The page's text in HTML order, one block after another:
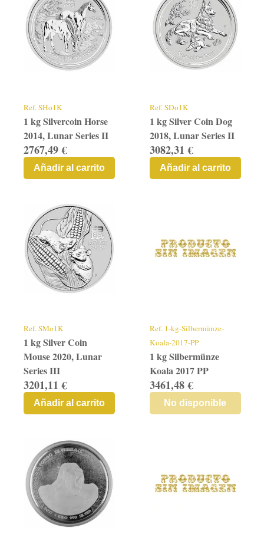
Ref.SHo1K
1 kg Silvercoin Horse
2014, Lunar Series II
2767,49 €
Añadir al carrito
Ref.SDo1K
1 kg Silver Coin Dog
2018, Lunar Series II
3082,31 €
Añadir al carrito
Ref.SMo1K
1 kg Silver Coin
Mouse 2020, Lunar
Series III
3201,11 €
Añadir al carrito
Ref. 1-kg-Silbermünze-
Koala-2017-PP
1 kg Silbermünze
Koala 2017 PP
3461,48 €
No disponible